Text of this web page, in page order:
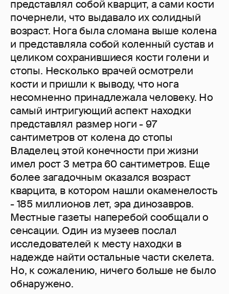
представлял собой кварцит, а сами кости
почернели, что выдавало их солидный
возраст. Нога была сломана выше колена
и представляла собой коленный сустав и
целиком сохранившиеся кости голени и
стопы. Несколько врачей осмотрели
кости и пришли к выводу, что нога
несомненно принадлежала человеку. Но
самый интригующий аспект находки
представлял размер ноги - 97
сантиметров от колена до стопы
Владелец этой конечности при жизни
имел рост 3 метра 60 сантиметров. Еще
более загадочным оказался возраст
кварцита, в котором нашли окаменелость
- 185 миллионов лет, эра динозавров.
Местные газеты наперебой сообщали о
сенсации. Один из музеев послал
исследователей к месту находки в
надежде найти остальные части скелета.
Но, к сожалению, ничего больше не было
обнаружено.